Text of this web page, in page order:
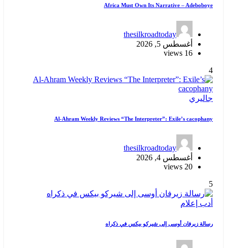
Africa Must Own Its Narrative – Adeboboye
thesilkroadtoday
أغسطس 5, 2026
16 views
4
جاليري
Al-Ahram Weekly Reviews “The Interpreter”: Exile’s cacophany
thesilkroadtoday
أغسطس 4, 2026
20 views
5
أدب إعلام
رسالة زيرفان أوسى إلى شيركو بيكس في ذكراه